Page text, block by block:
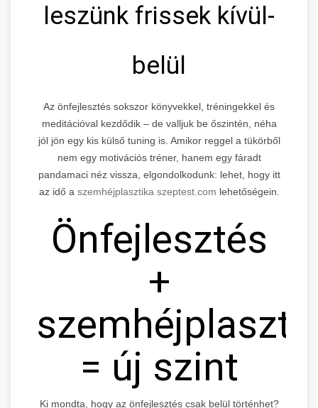
leszünk frissek kívül-
belül
Az önfejlesztés sokszor könyvekkel, tréningekkel és
meditációval kezdődik – de valljuk be őszintén, néha
jól jön egy kis külső tuning is. Amikor reggel a tükörből
nem egy motivációs tréner, hanem egy fáradt
pandamaci néz vissza, elgondolkodunk: lehet, hogy itt
az idő a szemhéjplasztika szeptest.com lehetőségein.
Önfejlesztés
+
= új szint
Ki mondta, hogy az önfejlesztés csak belül történhet?